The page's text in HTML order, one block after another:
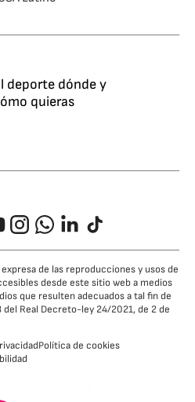
deporte dónde y
quieras
InstagramWhatsappLinkedIn
TikTok
expresa de las reproducciones y usos de
desde este sitio web a medios
que resulten adecuados a tal fin de
Real Decreto-ley 24/2021, de 2 de
Política de cookies